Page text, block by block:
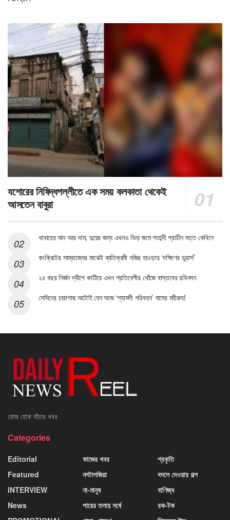
যশোরের নিষিদ্ধপল্লীতে এক সময় কলকাতা থেকেই
আসতেন বাবুরা
খাবারের মান আর দাম, দুয়ের জন্য এখনও ভিড় জমে শতাব্দী প্রাচীন দত্ত কেবিনে
কংক্রিটের সাম্রাজ্যের মাঝেই ব্যতিক্রমী নজির হাওড়ার ‘দক্ষিণের ডুয়ার্স’
২৫ বছর নির্জন দ্বীপে কাটিয়ে এখন প্রতিবেশীর খোঁজে বাস্তবের রবিনসন
সেদিনের চারাগাছ অটোই যেন আজ ‘শ্যামলী পরিবহন’ নামের মহীরুহ!
রোজ হোক বাঁচার খবর
Categories
Editorial
Featured
INTERVIEW
News
কাজের খবর
নস্টালজিয়া
না-মানুষ
পায়ের তলায় সর্ষে
প্রকৃতি
বদলে দেওয়ার গল্প
বাণিজ্য
রক-টক